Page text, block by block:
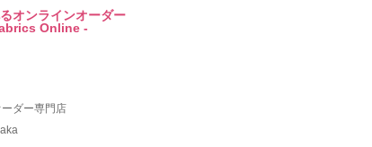
オンラインオーダー
Online -
ダー専門店